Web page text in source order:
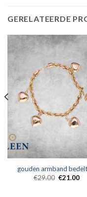
GERELATEERDE
gouden armband
€29.00 €21.00